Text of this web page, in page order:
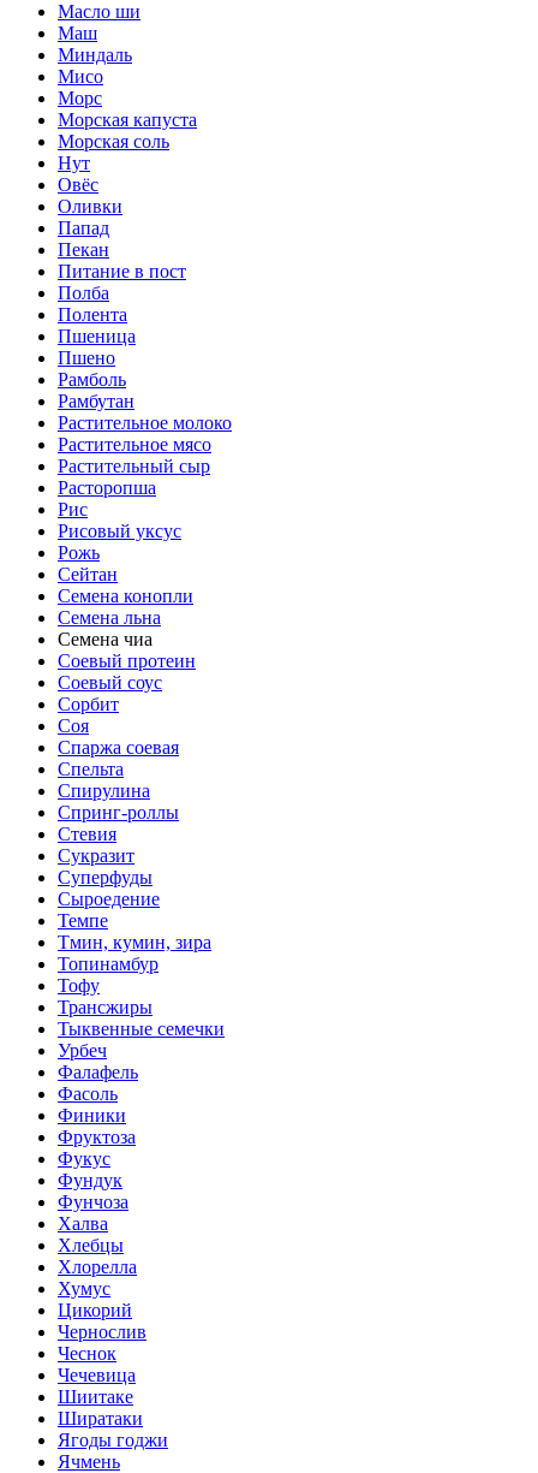
Масло ши
Маш
Миндаль
Мисо
Морс
Морская капуста
Морская соль
Нут
Овёс
Оливки
Папад
Пекан
Питание в пост
Полба
Полента
Пшеница
Пшено
Рамболь
Рамбутан
Растительное молоко
Растительное мясо
Растительный сыр
Расторопша
Рис
Рисовый уксус
Рожь
Сейтан
Семена конопли
Семена льна
Семена чиа
Соевый протеин
Соевый соус
Сорбит
Соя
Спаржа соевая
Спельта
Спирулина
Спринг-роллы
Стевия
Сукразит
Суперфуды
Сыроедение
Темпе
Тмин, кумин, зира
Топинамбур
Тофу
Трансжиры
Тыквенные семечки
Урбеч
Фалафель
Фасоль
Финики
Фруктоза
Фукус
Фундук
Фунчоза
Халва
Хлебцы
Хлорелла
Хумус
Цикорий
Чернослив
Чеснок
Чечевица
Шиитаке
Ширатаки
Ягоды годжи
Ячмень